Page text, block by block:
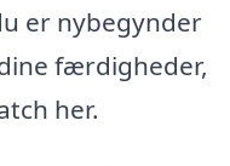
er nybegynder
færdigheder,
her.